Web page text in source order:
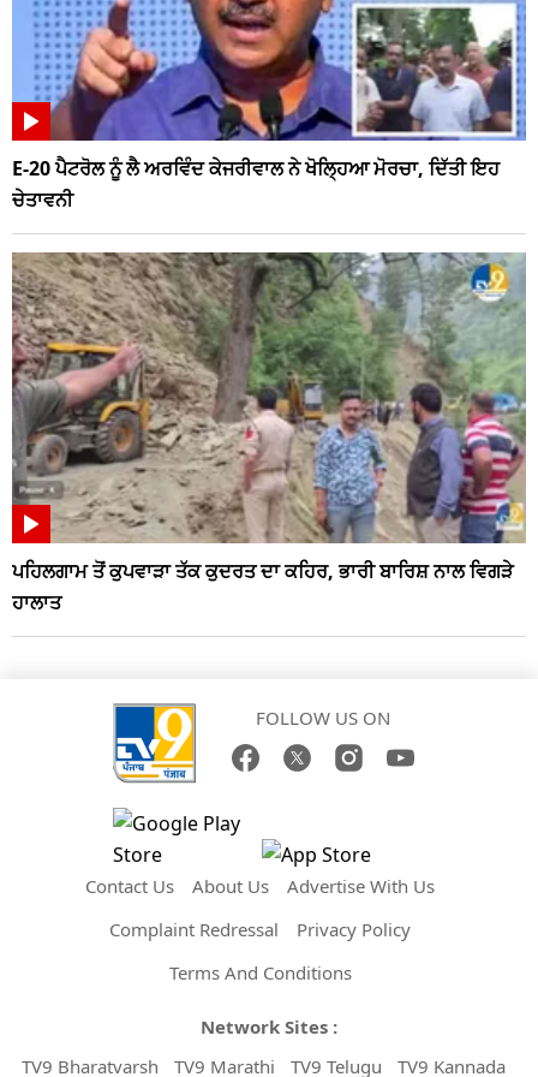
E-20 ਪੈਟਰੋਲ ਨੂੰ ਲੈ ਅਰਵਿੰਦ ਕੇਜਰੀਵਾਲ ਨੇ ਖੋਲ੍ਹਿਆ ਮੋਰਚਾ, ਦਿੱਤੀ ਇਹ
ਚੇਤਾਵਨੀ
ਪਹਿਲਗਾਮ ਤੋਂ ਕੁਪਵਾੜਾ ਤੱਕ ਕੁਦਰਤ ਦਾ ਕਹਿਰ, ਭਾਰੀ ਬਾਰਿਸ਼ ਨਾਲ ਵਿਗੜੇ
ਹਾਲਾਤ
FOLLOW US ON
Contact Us About Us
Advertise With Us
Complaint Redressal
Privacy Policy
Terms And Conditions
Network Sites :
TV9 Bharatvarsh
TV9 Marathi TV9 Telugu TV9 Kannada